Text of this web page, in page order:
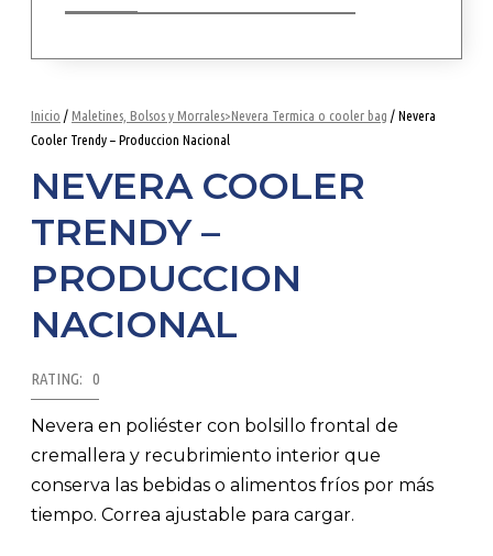
Inicio / Maletines, Bolsos y Morrales>Nevera Termica o cooler bag / Nevera
Cooler Trendy – Produccion Nacional
NEVERA COOLER
TRENDY –
PRODUCCION
NACIONAL
RATING: 0
Nevera en poliéster con bolsillo frontal de
cremallera y recubrimiento interior que
conserva las bebidas o alimentos fríos por más
tiempo. Correa ajustable para cargar.